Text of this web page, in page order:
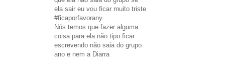
ela sair eu vou ficar muito triste
#ficaporfavorany
Nós temos que fazer alguma
coisa para ela não tipo ficar
escrevendo não saia do grupo
ano e nem a Diarra